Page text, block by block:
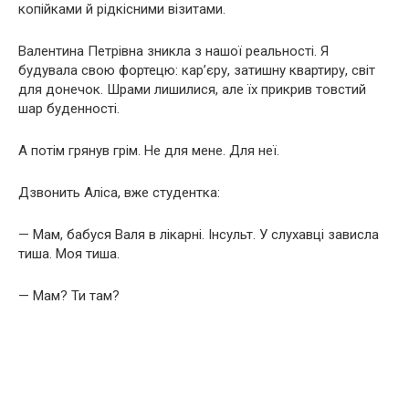
копійками й рідкісними візитами.
Валентина Петрівна зникла з нашої реальності. Я
будувала свою фортецю: кар’єру, затишну квартиру, світ
для донечок. Шрами лишилися, але їх прикрив товстий
шар буденності.
А потім грянув грім. Не для мене. Для неї.
Дзвонить Аліса, вже студентка:
— Мам, бабуся Валя в лікарні. Інсульт. У слухавці зависла
тиша. Моя тиша.
— Мам? Ти там?